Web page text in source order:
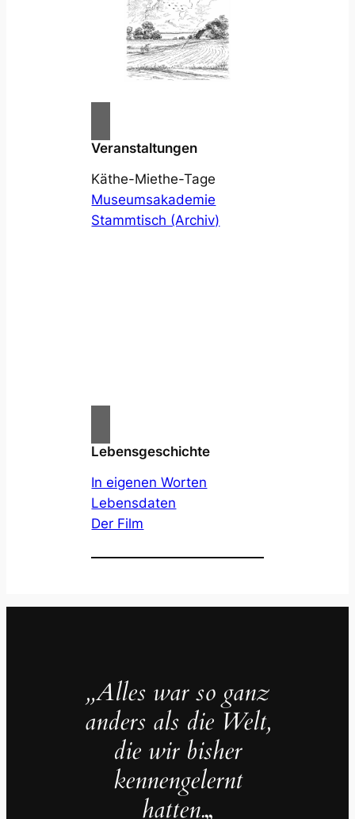
Veranstaltungen
Käthe-Miethe-Tage
Museumsakademie
Stammtisch (Archiv)
Lebensgeschichte
In eigenen Worten
Lebensdaten
Der Film
„Alles war so ganz
anders als die Welt,
die wir bisher
kennengelernt
hatten.„